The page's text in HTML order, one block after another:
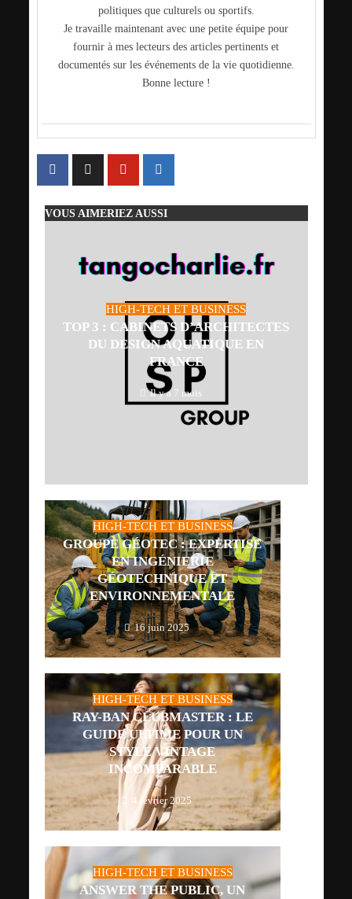
politiques que culturels ou sportifs.
Je travaille maintenant avec une petite équipe pour
fournir à mes lecteurs des articles pertinents et
documentés sur les événements de la vie quotidienne.
Bonne lecture !
VOUS AIMERIEZ AUSSI
HIGH-TECH ET BUSINESS
TOP 3 : CABINETS D’ARCHITECTES
DU DESIGN AQUATIQUE EN
FRANCE
Il y a 7 mois
HIGH-TECH ET BUSINESS
GROUPE GÉOTEC : EXPERTISE
EN INGÉNIERIE
GÉOTECHNIQUE ET
ENVIRONNEMENTALE
16 juin 2025
HIGH-TECH ET BUSINESS
RAY-BAN CLUBMASTER : LE
GUIDE ULTIME POUR UN
STYLE VINTAGE
INCOMPARABLE
4 février 2025
HIGH-TECH ET BUSINESS
ANSWER THE PUBLIC, UN